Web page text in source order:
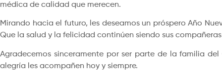
médica de calidad que merecen.
Mirando hacia el futuro, les deseamos un próspero Año
Que la salud y la felicidad continúen siendo sus
Agradecemos sinceramente por ser parte de la familia
alegría les acompañen hoy y siempre.